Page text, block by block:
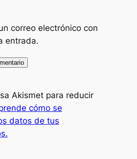
correo electrónico con
entrada.
Akismet para reducir
cómo se
datos de tus